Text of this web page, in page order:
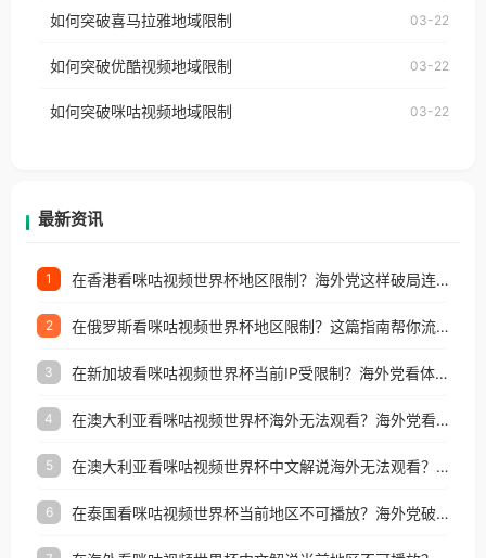
台湾、美国、加拿大、澳大利亚、欧洲等国家和地区
权限制所困扰。
国、加拿大、澳大利亚、欧洲等国家和地区时，网易
制问题，且仅能在中国大陆地区播放。 遇到这个问题
户收听网易云音乐地区版权限制」的问题，无论人在
如何突破喜马拉雅地域限制 03-22
如何突破优酷视频地域限制 03-22
如何突破咪咕视频地域限制 03-22
最新资讯
1 在香港看咪咕视频世界杯地区限制？海外党这样破局连看7天不卡顿！
2 在俄罗斯看咪咕视频世界杯地区限制？这篇指南帮你流畅看中文解说赛事
3 在新加坡看咪咕视频世界杯当前IP受限制？海外党看体育赛事的终极破局指南
4 在澳大利亚看咪咕视频世界杯海外无法观看？海外党看国内体育直播的终极解法
5 在澳大利亚看咪咕视频世界杯中文解说海外无法观看？这篇指南帮你搞定所有体育直播难题
6 在泰国看咪咕视频世界杯当前地区不可播放？海外党破局看中文解说赛事指南